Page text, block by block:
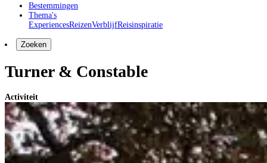
Bestemmingen
Thema's
ExperiencesReizenVerblijfReisinspiratie
Zoeken
Turner & Constable
Activiteit